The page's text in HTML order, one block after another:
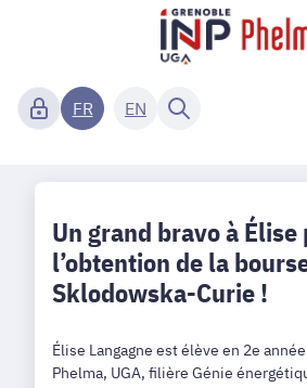
FR EN
Un grand bravo à Élise
l’obtention de la
Sklodowska-Curie !
Élise Langagne est élève en 2e
Phelma, UGA, filière Génie